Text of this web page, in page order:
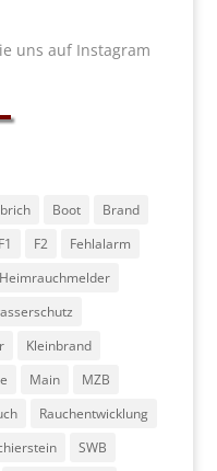
Boot
Brand
F1 F2
Fehlalarm
Heimrauchmelder
Kleinbrand
Main
MZB
Rauchentwicklung
SWB